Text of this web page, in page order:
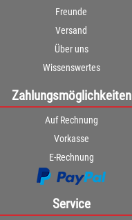
Freunde
Versand
Über uns
Wissenswertes
Zahlungsmöglichkeiten
Auf Rechnung
Vorkasse
E-Rechnung
Service